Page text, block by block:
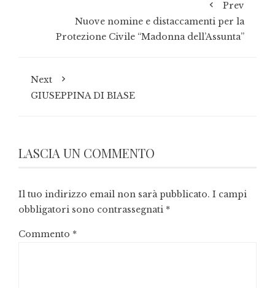
Prev
Nuove nomine e distaccamenti per la
Protezione Civile “Madonna dell’Assunta”
Next
GIUSEPPINA DI BIASE
LASCIA UN COMMENTO
Il tuo indirizzo email non sarà pubblicato. I campi
obbligatori sono contrassegnati *
Commento *